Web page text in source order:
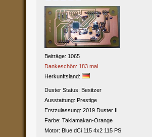
Beiträge: 1065
Dankeschön: 183 mal
Herkunftsland:
Duster Status: Besitzer
Ausstattung: Prestige
Erstzulassung: 2019 Duster II
Farbe: Taklamakan-Orange
Motor: Blue dCi 115 4x2 115 PS